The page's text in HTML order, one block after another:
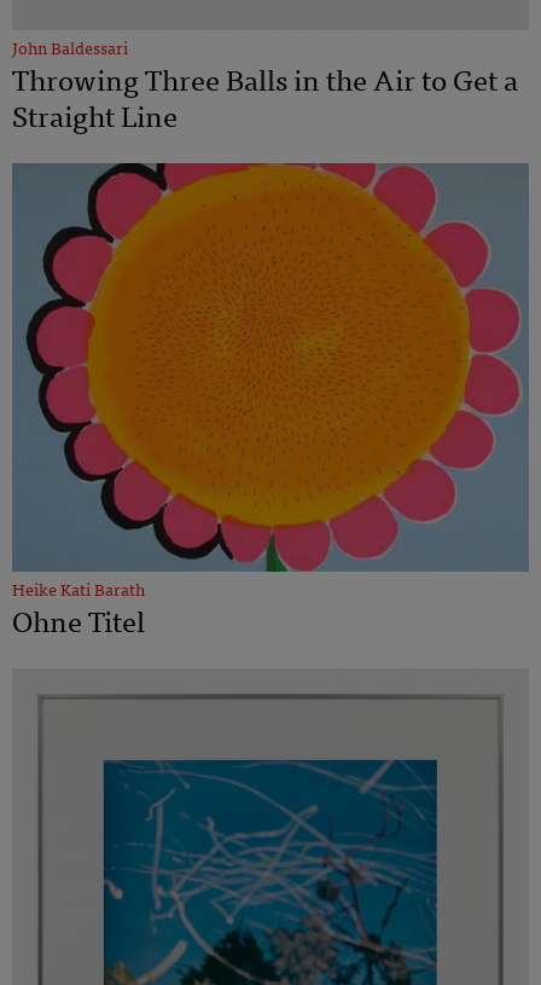
John Baldessari
Throwing Three Balls in the Air to Get a
Straight Line
Heike Kati Barath
Ohne Titel